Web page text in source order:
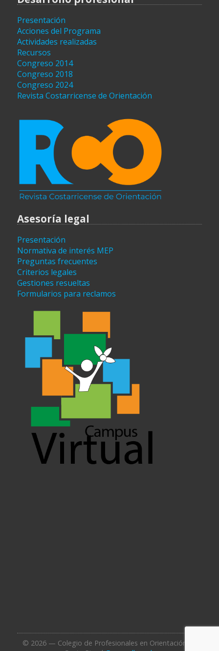
Presentación
Acciones del Programa
Actividades realizadas
Recursos
Congreso 2014
Congreso 2018
Congreso 2024
Revista Costarricense de Orientación
Asesoría legal
Presentación
Normativa de interés MEP
Preguntas frecuentes
Criterios legales
Gestiones resueltas
Formularios para reclamos
© 2026 — Colegio de Profesionales en Orientación de